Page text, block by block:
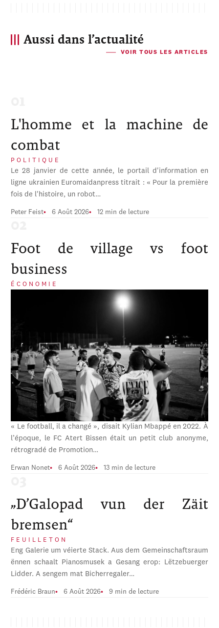
Aussi dans l’actualité
VOIR TOUS LES ARTICLES
L'homme et la machine de
combat
POLITIQUE
Le 28 janvier de cette année, le portail d'information en
ligne ukrainien Euromaidanpress titrait : « Pour la première
fois de l'histoire, un robot…
Peter Feist 6 Août 2026 12 min de lecture
Foot de village vs foot
business
ÉCONOMIE
« Le football, il a changé », disait Kylian Mbappé en 2022. À
l’époque, le FC Atert Bissen était un petit club anonyme,
rétrogradé de Promotion…
Erwan Nonet 6 Août 2026 13 min de lecture
„D’Galopad vun der Zäit
bremsen“
FEUILLETON
Eng Galerie um véierte Stack. Aus dem Gemeinschaftsraum
ënnen schaalt Pianosmusek a Gesang erop: Lëtzebuerger
Lidder. A sengem mat Bicherregaler…
Frédéric Braun 6 Août 2026 9 min de lecture